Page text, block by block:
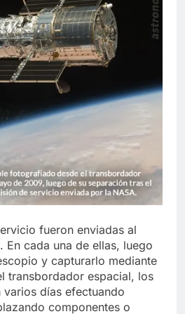
fueron enviadas al
En cada una de ellas, luego
y capturarlo mediante
transbordador espacial, los
varios días efectuando
componentes o